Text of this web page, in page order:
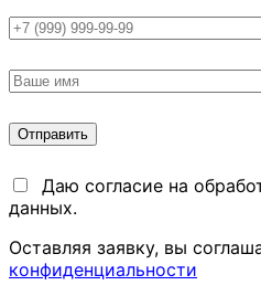
Даю согласие на
данных.
Оставляя заявку, вы
конфиденциальности